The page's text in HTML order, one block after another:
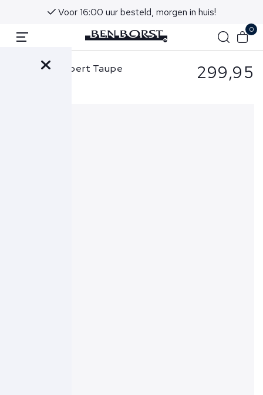
Voor 16:00 uur besteld, morgen in huis!
0
Cavallaro Colbert Taupe 299,95